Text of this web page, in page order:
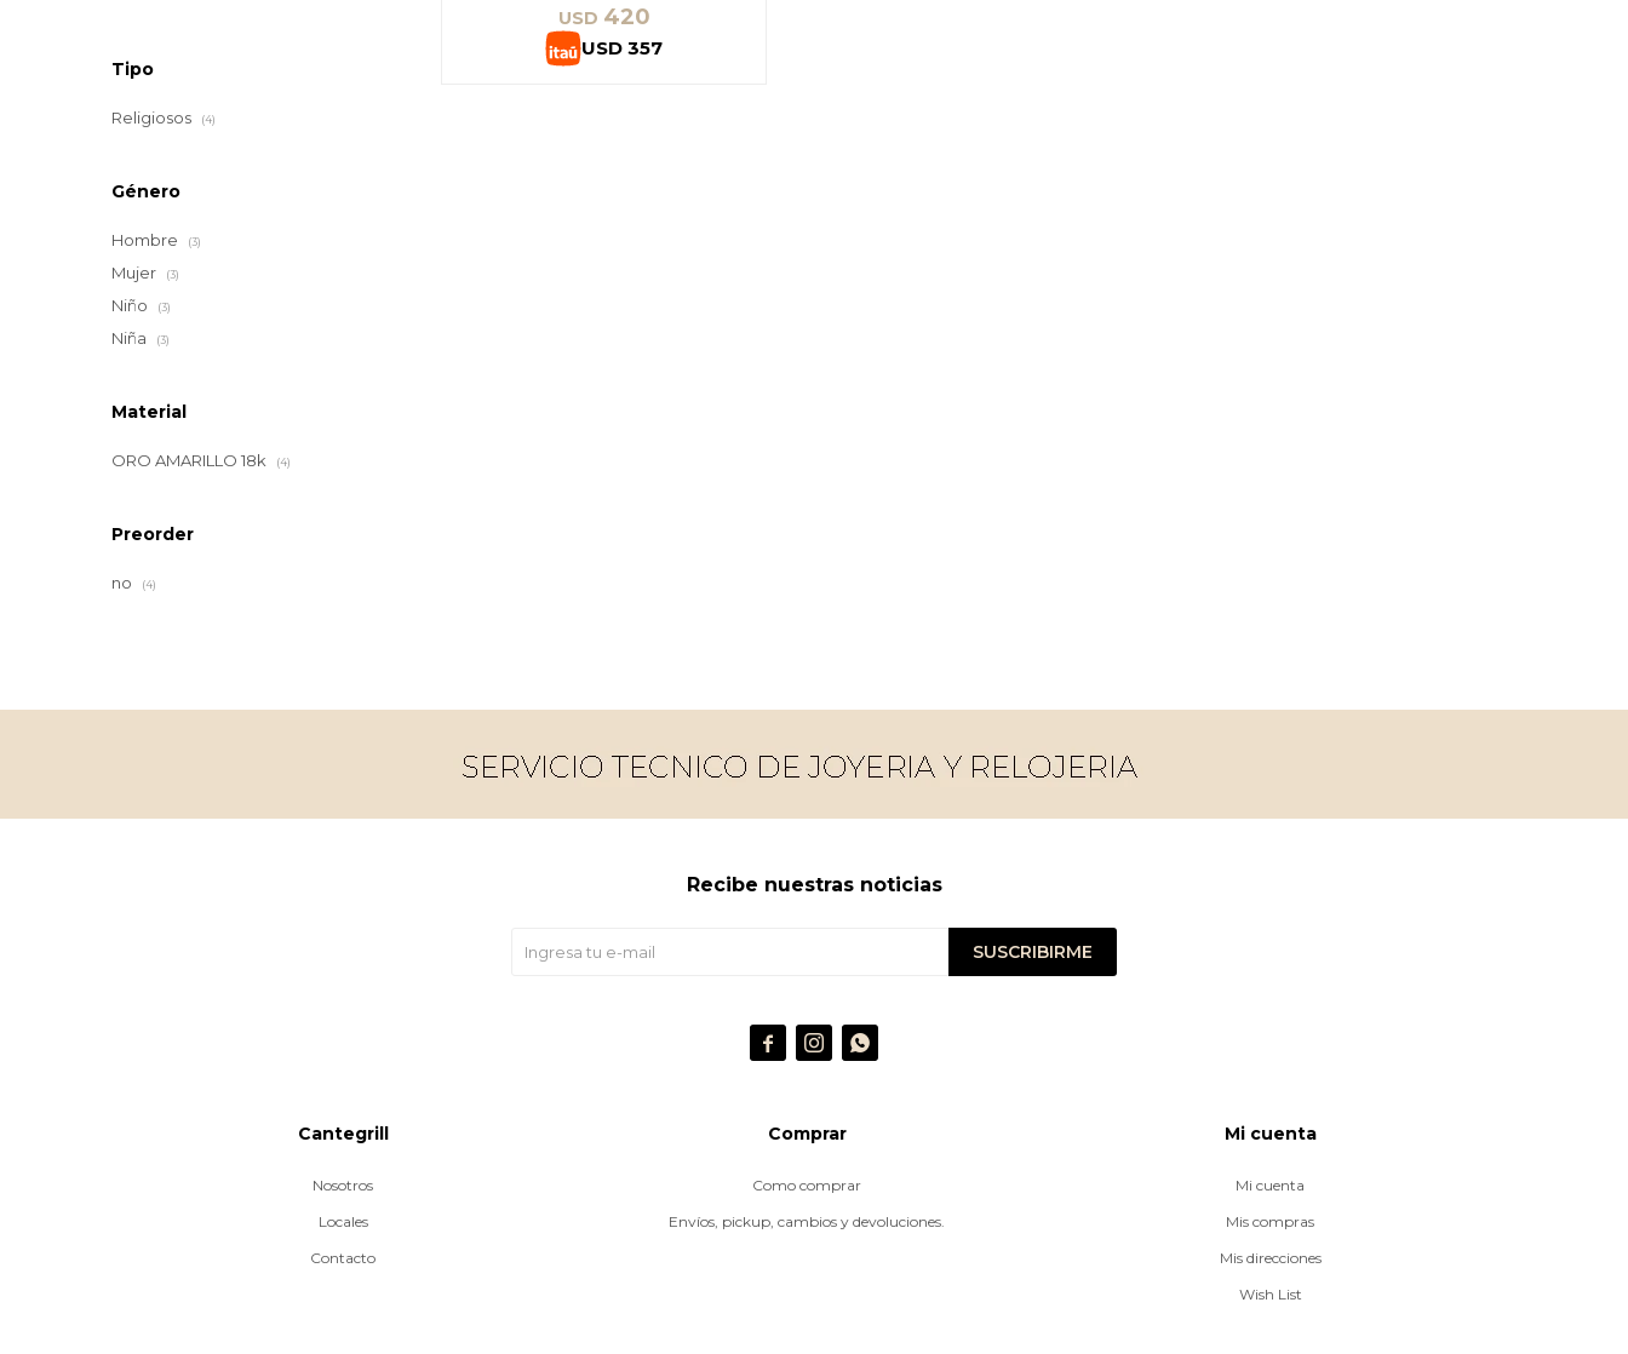
USD 420
USD 357
Tipo
Religiosos (4)
Género
Hombre (3)
Mujer (3)
Niño (3)
Niña (3)
Material
ORO AMARILLO 18k (4)
Preorder
no (4)
Cantegrill
Nosotros
Locales
Contacto
Comprar
Como comprar
Envíos, pickup, cambios y devoluciones.
Mi cuenta
Mi cuenta
Mis compras
Mis direcciones
Wish List
Recibe nuestras noticias
SUSCRIBIRME
  